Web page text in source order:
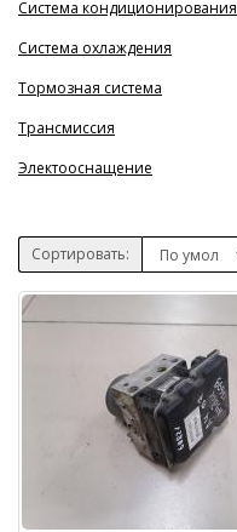
Система кондиционирования
Система охлаждения
Тормозная система
Трансмиссия
Электооснащение
Сортировать: